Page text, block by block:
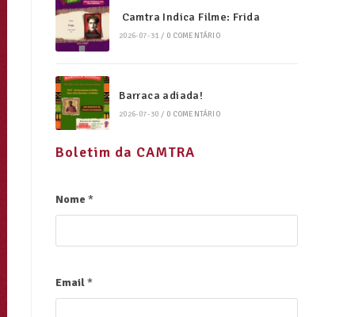
Camtra Indica Filme: Frida
2026-07-31 / 0 COMENTÁRIO
Barraca adiada!
2026-07-30 / 0 COMENTÁRIO
Boletim da CAMTRA
Nome *
Email*